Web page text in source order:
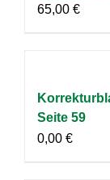
65,00 €
Seite 59
0,00 €